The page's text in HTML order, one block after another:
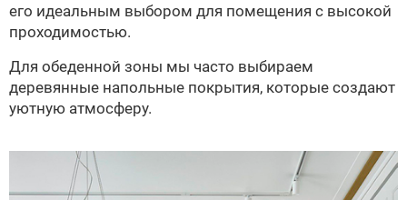
его идеальным выбором для помещения с высокой
проходимостью.
Для обеденной зоны мы часто выбираем
деревянные напольные покрытия, которые создают
уютную атмосферу.